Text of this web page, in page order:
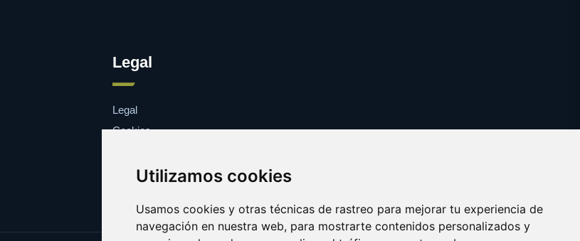
Utilizamos cookies
Usamos cookies y otras técnicas de rastreo para mejorar tu experiencia de
navegación en nuestra web, para mostrarte contenidos personalizados y
Legal
Legal
Cookies